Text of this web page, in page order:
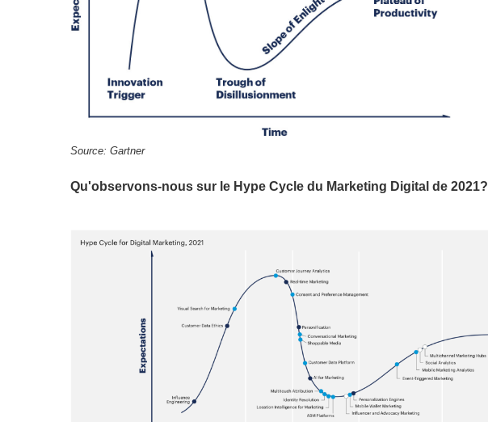
Source: Gartner
Qu'observons-nous sur le Hype Cycle du Marketing Digital de 2021?